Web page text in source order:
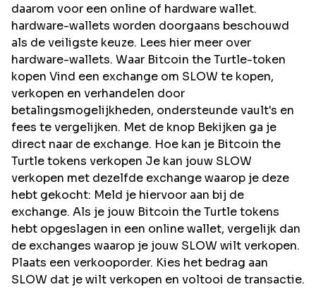
daarom voor een online of hardware wallet.
hardware-wallets worden doorgaans beschouwd
als de veiligste keuze. Lees hier meer over
hardware-wallets. Waar Bitcoin the Turtle-token
kopen Vind een exchange om SLOW te kopen,
verkopen en verhandelen door
betalingsmogelijkheden, ondersteunde vault's en
fees te vergelijken. Met de knop Bekijken ga je
direct naar de exchange. Hoe kan je Bitcoin the
Turtle tokens verkopen Je kan jouw SLOW
verkopen met dezelfde exchange waarop je deze
hebt gekocht: Meld je hiervoor aan bij de
exchange. Als je jouw Bitcoin the Turtle tokens
hebt opgeslagen in een online wallet, vergelijk dan
de exchanges waarop je jouw SLOW wilt verkopen.
Plaats een verkooporder. Kies het bedrag aan
SLOW dat je wilt verkopen en voltooi de transactie.